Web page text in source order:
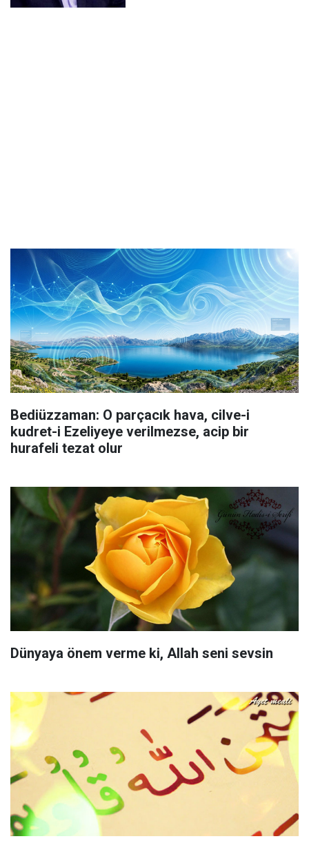
Bediüzzaman: O parçacık hava, cilve-i
kudret-i Ezeliyeye verilmezse, acip bir
hurafeli tezat olur
Dünyaya önem verme ki, Allah seni sevsin